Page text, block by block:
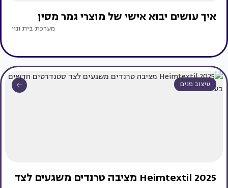
איך עושים יבוא אישי של מוצרי גמר מסין
מערכת בית ונוי
עיצוב פנים
Heimtextil 2025 מציבה טרנדים משגעים לצד